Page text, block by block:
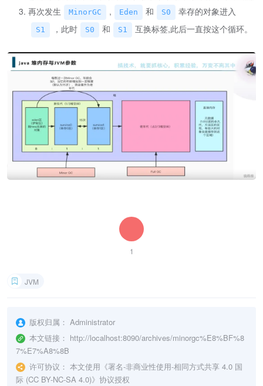
再次发生 MinorGC , Eden 和 S0 幸存的对象进入
S1 ，此时 S0 和 S1 互换标签,此后一直按这个循环。
1
JVM
版权归属： Administrator
本文链接： http://localhost:8090/archives/minorgc%E8%BF%8
7%E7%A8%8B
许可协议： 本文使用《署名-非商业性使用-相同方式共享 4.0 国
际 (CC BY-NC-SA 4.0)》协议授权